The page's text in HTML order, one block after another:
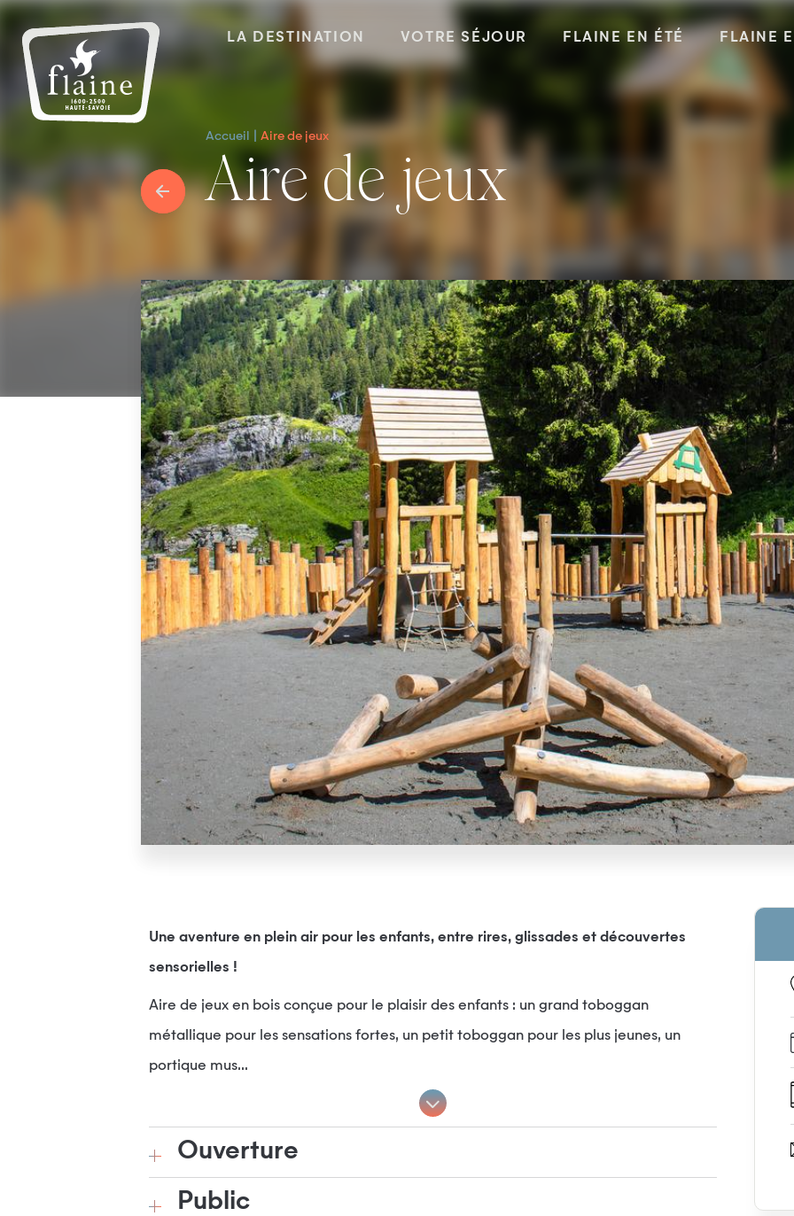
LA DESTINATION VOTRE SÉJOUR FLAINE EN ÉTÉ FLAINE
Accueil Aire de jeux
Aire de jeux
Une aventure en plein air pour les enfants, entre rires, glissades et découvertes
sensorielles !
Aire de jeux en bois conçue pour le plaisir des enfants : un grand toboggan
métallique pour les sensations fortes, un petit toboggan pour les plus jeunes, un
portique mus...
Ouverture
Public